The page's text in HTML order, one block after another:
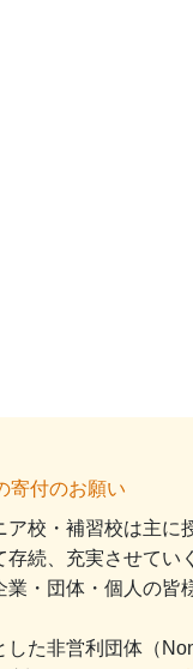
寄付のお願い
校・補習校は主に
続、充実させてい
・団体・個人の皆
た非営利団体（